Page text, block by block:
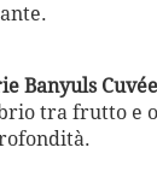
Banyuls
tra frutto e